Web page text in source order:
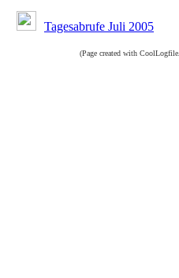
Tagesabrufe Juli 2005
(Page created with